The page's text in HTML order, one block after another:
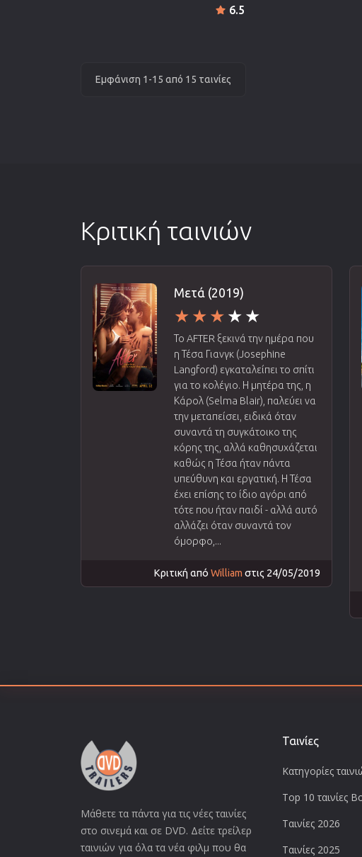
6.5
Εμφάνιση 1-15 από 15 ταινίες
Κριτική ταινιών
Μετά (2019)
Το AFTER ξεκινά την ημέρα που
η Τέσα Γιανγκ (Josephine
Langford) εγκαταλείπει το σπίτι
για το κολέγιο. Η μητέρα της, η
Κάρολ (Selma Blair), παλεύει να
την μεταπείσει, ειδικά όταν
συναντά τη συγκάτοικο της
κόρης της, αλλά καθησυχάζεται
καθώς η Τέσα ήταν πάντα
υπεύθυνη και εργατική. Η Τέσα
έχει επίσης το ίδιο αγόρι από
τότε που ήταν παιδί - αλλά αυτό
αλλάζει όταν συναντά τον
όμορφο,...
Κριτική από William στις 24/05/2019
Μάθετε τα πάντα για τις νέες ταινίες
στο σινεμά και σε DVD. Δείτε τρείλερ
ταινιών για όλα τα νέα φιλμ που θα
Ταινίες
Κατηγορίες
Top 10 ταινίες
Ταινίες 2026
Ταινίες 2025